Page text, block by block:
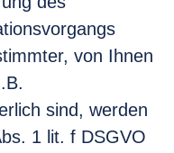
von Ihnen
sind, werden
1 lit. f DSGVO